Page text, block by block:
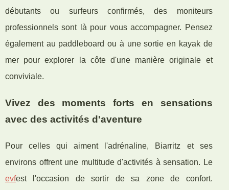
débutants ou surfeurs confirmés, des moniteurs
professionnels sont là pour vous accompagner. Pensez
également au paddleboard ou à une sortie en kayak de
mer pour explorer la côte d'une manière originale et
conviviale.
Vivez des moments forts en sensations
avec des activités d'aventure
Pour celles qui aiment l'adrénaline, Biarritz et ses
environs offrent une multitude d'activités à sensation. Le
evfest l'occasion de sortir de sa zone de confort.